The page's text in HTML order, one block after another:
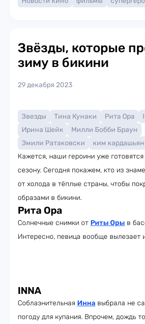
Звёзды, которые
зиму в бикини
29 декабря 2023
Звезды Тина Кунаки Рита Ора
Ирина Шейк
Милли Бобби Браун
Эмили Ратаковски
ким кардашьян
Кажется, наши героини уже
сезону. Сегодня покажем, кто из
от холода в тёплые страны, чтобы
образами в бикини.
Рита Ора
Солнечные снимки от Риты Оры в
Интересно, певица вообще вылезает
INNA
Соблазнительная Инна выбрала не
погоду для купания. Впрочем, дождь